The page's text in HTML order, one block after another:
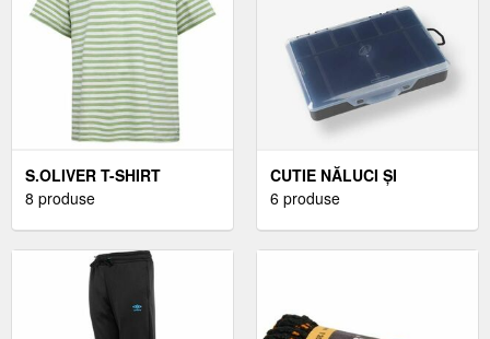
S.OLIVER T-SHIRT
TRICOU PENTRU
8 produse
CUTIE NĂLUCI ȘI
ACCESORII PESCUIT 100
6 produse